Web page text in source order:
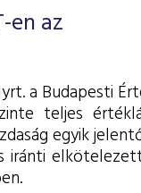
en az
a Budapesti
teljes
egyik
iránti